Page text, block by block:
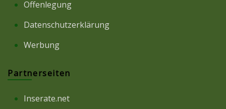
Offenlegung
Datenschutzerklärung
Werbung
Partnerseiten
Inserate.net